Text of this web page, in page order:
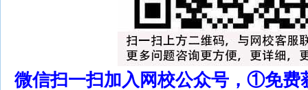
微信扫一扫加入网校公众号，①免费